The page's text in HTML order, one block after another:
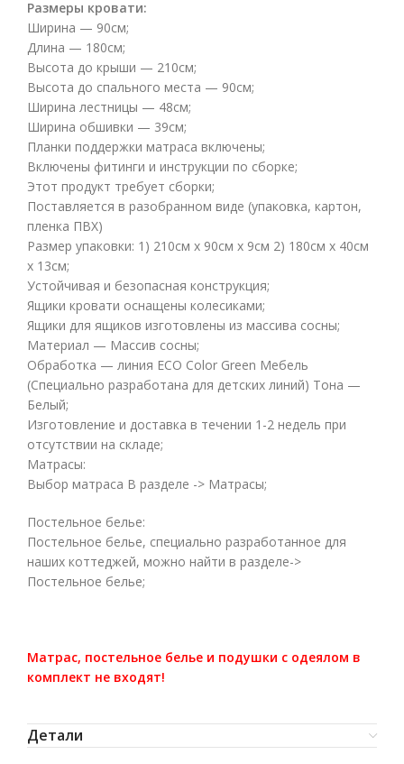
Размеры кровати:
Ширина — 90см;
Длина — 180см;
Высота до крыши — 210см;
Высота до спального места — 90см;
Ширина лестницы — 48см;
Ширина обшивки — 39см;
Планки поддержки матраса включены;
Включены фитинги и инструкции по сборке;
Этот продукт требует сборки;
Поставляется в разобранном виде (упаковка, картон,
пленка ПВХ)
Размер упаковки: 1) 210см x 90см x 9см 2) 180см x 40см
x 13см;
Устойчивая и безопасная конструкция;
Ящики кровати оснащены колесиками;
Ящики для ящиков изготовлены из массива сосны;
Материал — Массив сосны;
Обработка — линия ECO Color Green Мебель
(Специально разработана для детских линий) Тона —
Белый;
Изготовление и доставка в течении 1-2 недель при
отсутствии на складе;
Матрасы:
Выбор матраса В разделе -> Матрасы;
Постельное белье:
Постельное белье, специально разработанное для
наших коттеджей, можно найти в разделе->
Постельное белье;
Матрас, постельное белье и подушки с одеялом в
комплект не входят!
Детали